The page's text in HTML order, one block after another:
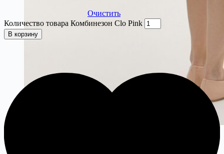
Очистить
Количество товара Комбинезон Clo Pink
В корзину